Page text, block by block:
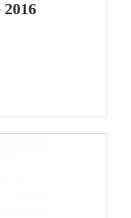
2016